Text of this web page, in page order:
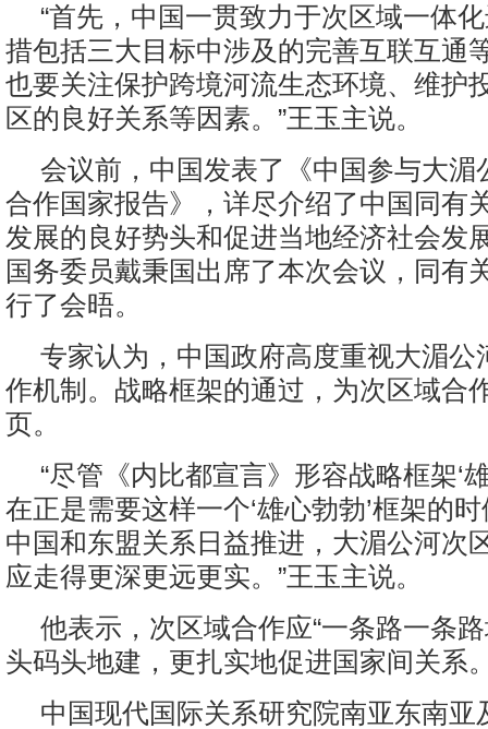
“首先，中国一贯致力于次区域一体
措包括三大目标中涉及的完善互联互通
也要关注保护跨境河流生态环境、维护
区的良好关系等因素。”王玉主说。
会议前，中国发表了《中国参与大湄
合作国家报告》，详尽介绍了中国同有
发展的良好势头和促进当地经济社会发
国务委员戴秉国出席了本次会议，同有
行了会晤。
专家认为，中国政府高度重视大湄公
作机制。战略框架的通过，为次区域合
页。
“尽管《内比都宣言》形容战略框架‘
在正是需要这样一个‘雄心勃勃’框架的
中国和东盟关系日益推进，大湄公河次
应走得更深更远更实。”王玉主说。
他表示，次区域合作应“一条路一条
头码头地建，更扎实地促进国家间关系
中国现代国际关系研究院南亚东南亚